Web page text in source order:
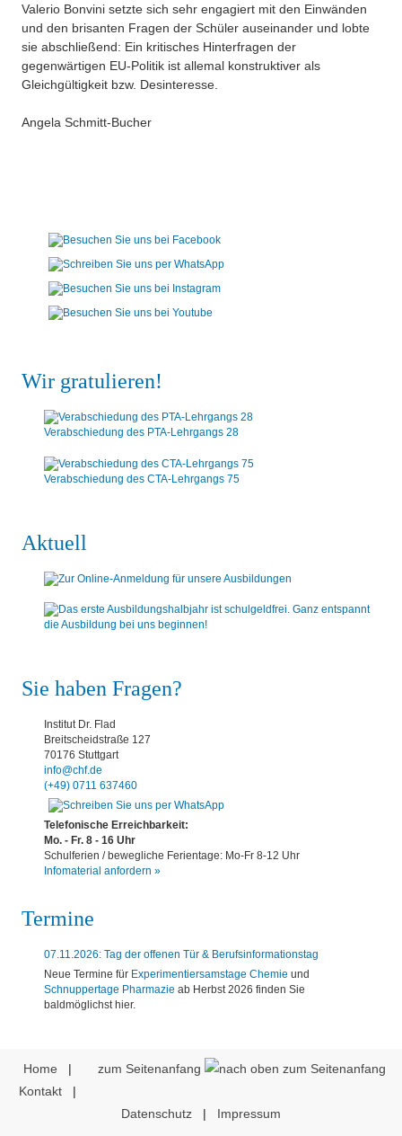
Valerio Bonvini setzte sich sehr engagiert mit den Einwänden
und den brisanten Fragen der Schüler auseinander und lobte
sie abschließend: Ein kritisches Hinterfragen der
gegenwärtigen EU-Politik ist allemal konstruktiver als
Gleichgültigkeit bzw. Desinteresse.
Angela Schmitt-Bucher
Wir gratulieren!
Verabschiedung des PTA-Lehrgangs 28
Verabschiedung des CTA-Lehrgangs 75
Aktuell
Sie haben Fragen?
Institut Dr. Flad
Breitscheidstraße 127
70176 Stuttgart
info@chf.de
(+49) 0711 637460
Telefonische Erreichbarkeit:
Mo. - Fr. 8 - 16 Uhr
Schulferien / bewegliche Ferientage: Mo-Fr 8-12 Uhr
Infomaterial anfordern »
Termine
07.11.2026: Tag der offenen Tür & Berufsinformationstag
Neue Termine für Experimentiersamstage Chemie und
Schnuppertage Pharmazie ab Herbst 2026 finden Sie
baldmöglichst hier.
zum Seitenanfang
Home
|
Kontakt
|
Datenschutz
| Impressum